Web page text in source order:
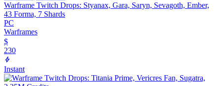
Warframe Twitch Drops: Styanax, Gara, Saryn, Sevagoth, Ember,
43 Forma, 7 Shards
PC
Warframes
$
230
Instant